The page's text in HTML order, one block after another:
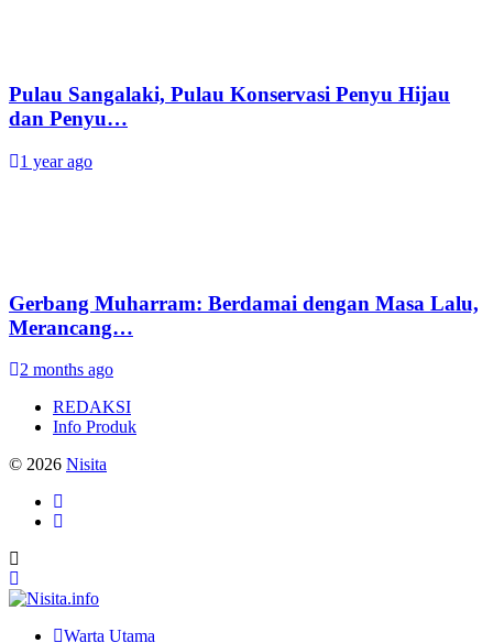
Pulau Sangalaki, Pulau Konservasi Penyu Hijau
dan Penyu…
1 year ago
Gerbang Muharram: Berdamai dengan Masa Lalu,
Merancang…
2 months ago
REDAKSI
Info Produk
© 2026 Nisita
Warta Utama